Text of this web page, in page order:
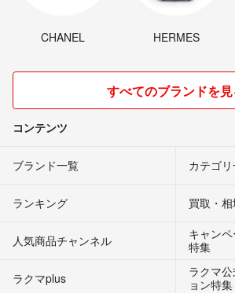
CHANEL HERMES
すべてのブランドを
コンテンツ
ブランド一覧 カテゴ
ランキング 買取・
人気商品チャンネル
キャン
特集
ラクマplus
ラクマ
ョン特集